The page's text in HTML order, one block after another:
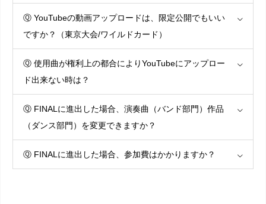
Ⓠ YouTubeの動画アップロードは、限定公開でもいい
ですか？（東京大会/ワイルドカード）
Ⓠ 使用曲が権利上の都合によりYouTubeにアップロー
ド出来ない時は？
Ⓠ FINALに進出した場合、演奏曲（バンド部門）作品
（ダンス部門）を変更できますか？
Ⓠ FINALに進出した場合、参加費はかかりますか？